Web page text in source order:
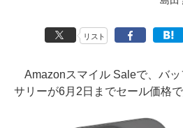
リスト
Amazonスマイル Saleで、バッ
サリーが6月2日までセール価格で